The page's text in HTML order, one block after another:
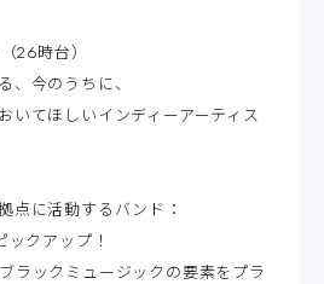
26時台）
、今のうちに、
いてほしいインディーアーティス
点に活動するバンド：
ックアップ！
ラックミュージックの要素をプラ